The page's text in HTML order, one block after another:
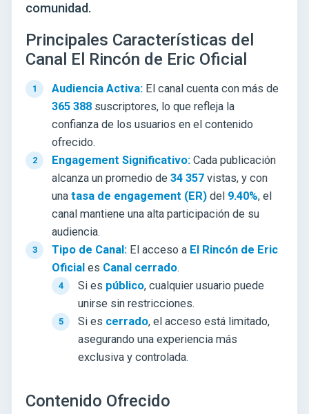
comunidad.
Principales Características del
Canal El Rincón de Eric Oficial
Audiencia Activa: El canal cuenta con más de
365 388 suscriptores, lo que refleja la
confianza de los usuarios en el contenido
ofrecido.
Engagement Significativo: Cada publicación
alcanza un promedio de 34 357 vistas, y con
una tasa de engagement (ER) del 9.40%, el
canal mantiene una alta participación de su
audiencia.
Tipo de Canal: El acceso a El Rincón de Eric
Oficial es Canal cerrado.
Si es público, cualquier usuario puede
unirse sin restricciones.
Si es cerrado, el acceso está limitado,
asegurando una experiencia más
exclusiva y controlada.
Contenido Ofrecido